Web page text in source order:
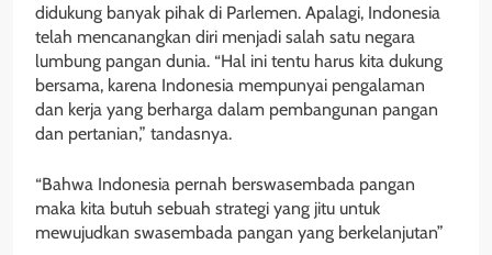
didukung banyak pihak di Parlemen. Apalagi, Indonesia
telah mencanangkan diri menjadi salah satu negara
lumbung pangan dunia. “Hal ini tentu harus kita dukung
bersama, karena Indonesia mempunyai pengalaman
dan kerja yang berharga dalam pembangunan pangan
dan pertanian,” tandasnya.
“Bahwa Indonesia pernah berswasembada pangan
maka kita butuh sebuah strategi yang jitu untuk
mewujudkan swasembada pangan yang berkelanjutan”